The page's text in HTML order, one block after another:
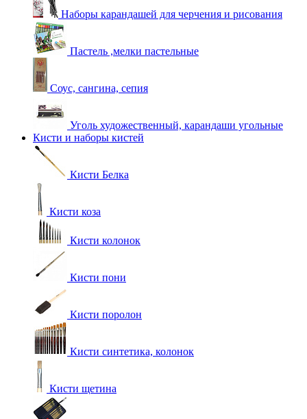
Наборы карандашей для черчения и рисования
Пастель ,мелки пастельные
Соус, сангина, сепия
Уголь художественный, карандаши угольные
Кисти и наборы кистей
Кисти Белка
Кисти коза
Кисти колонок
Кисти пони
Кисти поролон
Кисти синтетика, колонок
Кисти щетина